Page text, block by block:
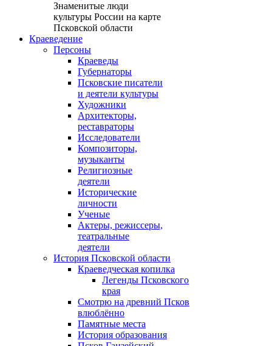
Знаменитые люди
культуры России на карте
Псковской области
Краеведение
Персоны
Краеведы
Губернаторы
Псковские писатели
и деятели культуры
Художники
Архитекторы,
реставраторы
Исследователи
Композиторы,
музыканты
Религиозные
деятели
Исторические
личности
Ученые
Актеры, режиссеры,
театральные
деятели
История Псковской области
Краеведческая копилка
Легенды Псковского
края
Смотрю на древний Псков
влюблённо
Памятные места
История образования